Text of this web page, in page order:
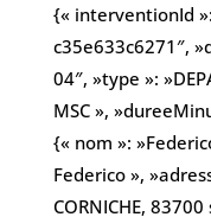
{« interventionId
c35e633c6271″,
04″, »type »:
MSC »,
{« nom »:
Federico »,
CORNICHE,